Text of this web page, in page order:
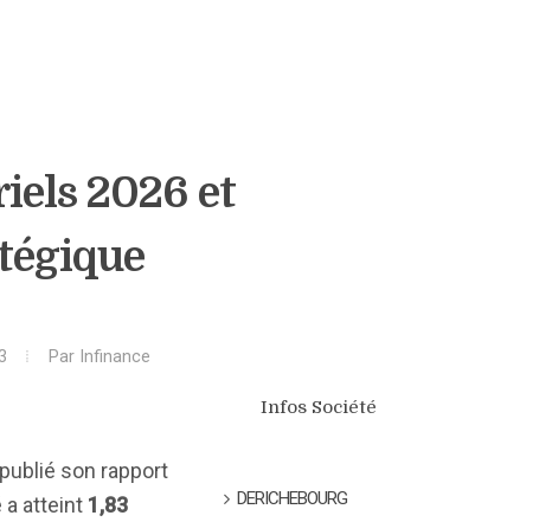
2026 et
Par Infinance
son rapport
a atteint 1,83
Infos Société
DERICHEBOURG